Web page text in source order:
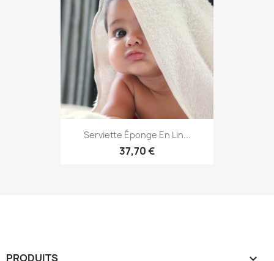
Serviette Éponge En Lin...
37,70 €
PRODUITS